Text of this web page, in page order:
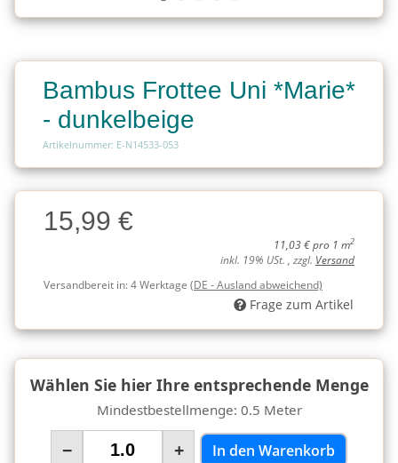
Bambus Frottee Uni *Marie*
- dunkelbeige
Artikelnummer: E-N14533-053
Charge
Charge15,99 €
11,03 € pro 1 m2
inkl. 19% USt. , zzgl. Versand
Versandbereit in:4 Werktage (DE - Ausland abweichend)
Frage zum Artikel
Wählen Sie hier Ihre entsprechende Menge
Mindestbestellmenge: 0.5 Meter
− + In den Warenkorb